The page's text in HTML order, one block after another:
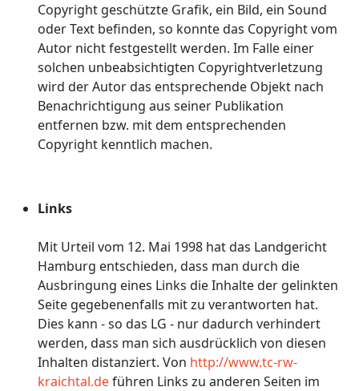
Copyright geschützte Grafik, ein Bild, ein Sound
oder Text befinden, so konnte das Copyright vom
Autor nicht festgestellt werden. Im Falle einer
solchen unbeabsichtigten Copyrightverletzung
wird der Autor das entsprechende Objekt nach
Benachrichtigung aus seiner Publikation
entfernen bzw. mit dem entsprechenden
Copyright kenntlich machen.
Links
Mit Urteil vom 12. Mai 1998 hat das Landgericht
Hamburg entschieden, dass man durch die
Ausbringung eines Links die Inhalte der gelinkten
Seite gegebenenfalls mit zu verantworten hat.
Dies kann - so das LG - nur dadurch verhindert
werden, dass man sich ausdrücklich von diesen
Inhalten distanziert. Von http://www.tc-rw-
kraichtal.deführen Links zu anderen Seiten im